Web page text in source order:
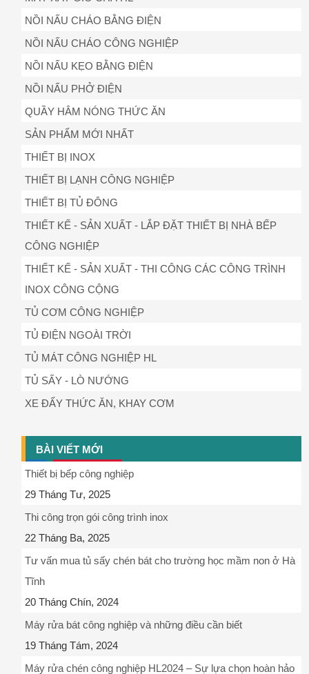
NỒI NẤU CHÁO BẰNG ĐIỆN
NỒI NẤU CHÁO CÔNG NGHIỆP
NỒI NẤU KẸO BẰNG ĐIỆN
NỒI NẤU PHỞ ĐIỆN
QUẦY HÂM NÓNG THỨC ĂN
SẢN PHẨM MỚI NHẤT
THIẾT BỊ INOX
THIẾT BỊ LẠNH CÔNG NGHIỆP
THIẾT BỊ TỦ ĐÔNG
THIẾT KẾ - SẢN XUẤT - LẮP ĐẶT THIẾT BỊ NHÀ BẾP
CÔNG NGHIỆP
THIẾT KẾ - SẢN XUẤT - THI CÔNG CÁC CÔNG TRÌNH
INOX CÔNG CỘNG
TỦ CƠM CÔNG NGHIỆP
TỦ ĐIỆN NGOÀI TRỜI
TỦ MÁT CÔNG NGHIỆP HL
TỦ SẤY - LÒ NƯỚNG
XE ĐẨY THỨC ĂN, KHAY CƠM
BÀI VIẾT MỚI
Thiết bị bếp công nghiệp
29 Tháng Tư, 2025
Thi công trọn gói công trình inox
22 Tháng Ba, 2025
Tư vấn mua tủ sấy chén bát cho trường học mầm non ở Hà
Tĩnh
20 Tháng Chín, 2024
Máy rửa bát công nghiệp và những điều cần biết
19 Tháng Tám, 2024
Máy rửa chén công nghiệp HL2024 – Sự lựa chọn hoàn hảo